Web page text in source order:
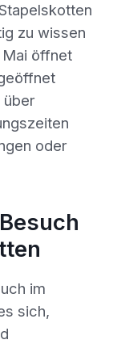
zu wissen
Mai öffnet
über
oder
im
sich,